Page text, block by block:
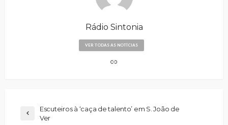
Rádio Sintonia
VER TODAS AS NOTÍCIAS
Escuteiros à ‘caça de talento’ em S. João de
Ver